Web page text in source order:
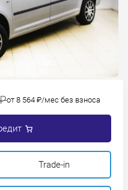
от 8 564 ₽/мес без взноса
Trade-in